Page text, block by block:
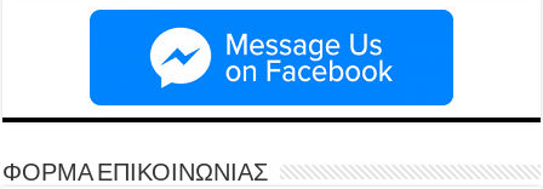
ΦΟΡΜΑ ΕΠΙΚΟΙΝΩΝΙΑΣ